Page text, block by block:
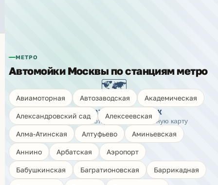
🗺️
Показать карту моек
Нажмите, чтобы открыть интерактивную карту
МЕТРО
Автомойки Москвы по станциям метро
Авиамоторная Автозаводская Академическая
Александровский сад Алексеевская
Алма-Атинская Алтуфьево Аминьевская
Аннино Арбатская Аэропорт
Бабушкинская Багратионовская Баррикадная